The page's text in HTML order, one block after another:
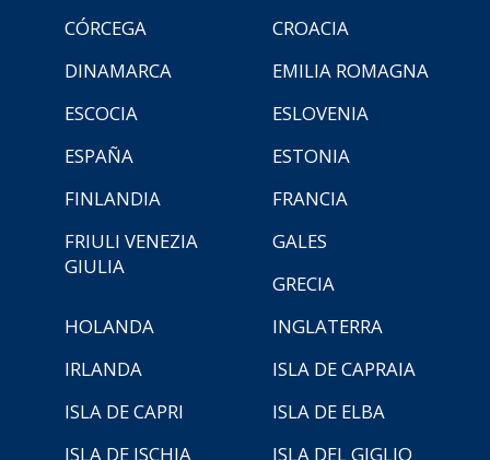
CÓRCEGA
CROACIA
DINAMARCA
EMILIA ROMAGNA
ESCOCIA
ESLOVENIA
ESPAÑA
ESTONIA
FINLANDIA
FRANCIA
FRIULI VENEZIA
GIULIA
GALES
GRECIA
HOLANDA
INGLATERRA
IRLANDA
ISLA DE CAPRAIA
ISLA DE CAPRI
ISLA DE ELBA
ISLA DE ISCHIA
ISLA DEL GIGLIO